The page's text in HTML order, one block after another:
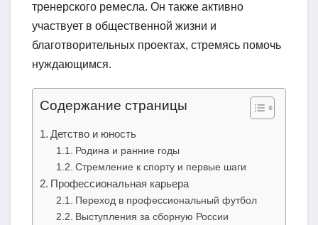
тренерского ремесла. Он также активно
участвует в общественной жизни и
благотворительных проектах, стремясь помочь
нуждающимся.
Содержание страницы
Детство и юность
Родина и ранние годы
Стремление к спорту и первые шаги
Профессиональная карьера
Переход в профессиональный футбол
Выступления за сборную России